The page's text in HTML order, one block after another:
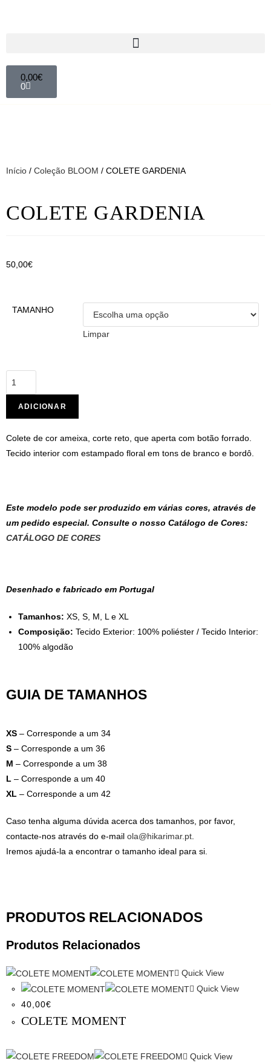
0,00€
0
Início / Coleção BLOOM / COLETE GARDENIA
COLETE GARDENIA
50,00€
TAMANHO
Limpar
ADICIONAR
Colete de cor ameixa, corte reto, que aperta com botão forrado.
Tecido interior com estampado floral em tons de branco e bordô.
Este modelo pode ser produzido em várias cores, através de
um pedido especial. Consulte o nosso Catálogo de Cores:
CATÁLOGO DE CORES
Desenhado e fabricado em Portugal
Tamanhos: XS, S, M, L e XL
Composição: Tecido Exterior: 100% poliéster / Tecido Interior:
100% algodão
GUIA DE TAMANHOS
XS – Corresponde a um 34
S – Corresponde a um 36
M – Corresponde a um 38
L – Corresponde a um 40
XL – Corresponde a um 42
Caso tenha alguma dúvida acerca dos tamanhos, por favor,
contacte-nos através do e-mail ola@hikarimar.pt.
Iremos ajudá-la a encontrar o tamanho ideal para si.
PRODUTOS RELACIONADOS
Produtos Relacionados
Quick View
Quick View
40,00€
COLETE MOMENT
Quick View